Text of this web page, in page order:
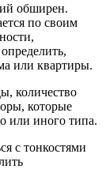
обширен.
по своим
или квартиры.
количество
которые
или иного типа.
с тонкостями